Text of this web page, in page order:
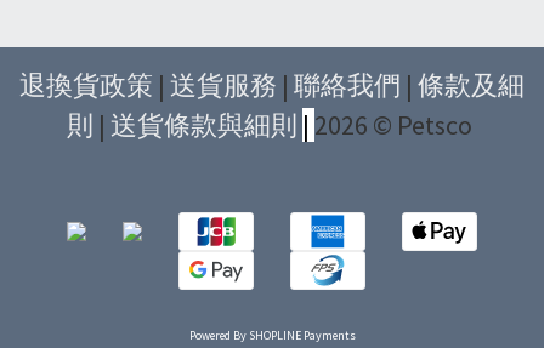
退換貨政策 | 送貨服務 | 聯絡我們 | 條款及細
則 | 送貨條款與細則 | 2026 © Petsco
Powered By SHOPLINE Payments